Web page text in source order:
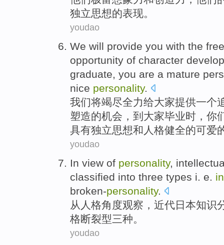
独立思想的表现。
youdao
We will provide you with the
opportunity of character
graduate, you are a mature
nice personality.
我们将竭尽全力给大家提供一个
塑造的机会 ， 到 大家毕业时 ， 你
具有独立思想和 人格健全的可爱
youdao
In view of personality,
classified into three types i. e.
broken-personality.
从 人格角度观察，近代日本知识
格断裂型三种。
youdao